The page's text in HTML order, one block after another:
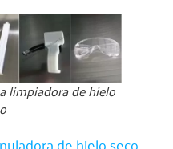
limpiadora de hielo